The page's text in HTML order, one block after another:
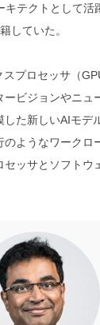
テクトとして活
していた。
スプロセッサ（
ビジョンやニュ
した新しいAIモデ
ようなワークロ
セッサとソフトウ